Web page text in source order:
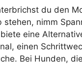
du den
stehen, nimm
eine
einen
Bei Hunden,